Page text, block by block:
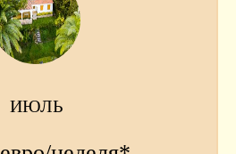
ИЮЛЬ